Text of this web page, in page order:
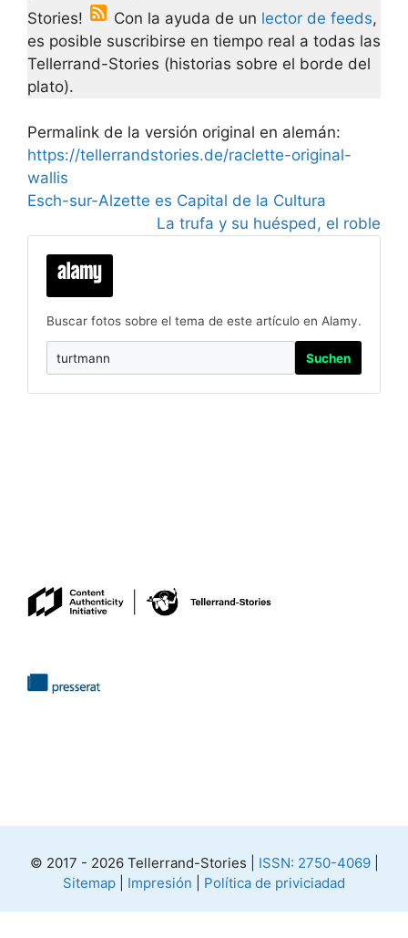
Stories!
Con la ayuda de un lector de feeds,
es posible suscribirse en tiempo real a todas las
Tellerrand-Stories (historias sobre el borde del
plato).
Permalink de la versión original en alemán:
https://tellerrandstories.de/raclette-original-
wallis
Esch-sur-Alzette es Capital de la Cultura
La trufa y su huésped, el roble
Buscar fotos sobre el tema de este artículo en Alamy.
Suchen
© 2017 - 2026 Tellerrand-Stories | ISSN: 2750-4069|
Sitemap
Impresión Política de priviciadad